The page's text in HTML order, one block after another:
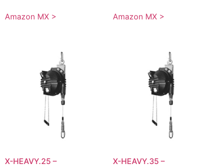
Amazon MX > Amazon MX >
X-HEAVY.25 –
X-HEAVY.35 –